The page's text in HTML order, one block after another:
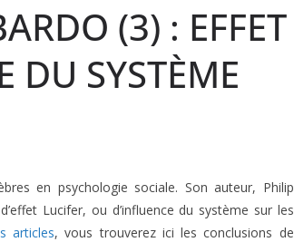
(3) : EFFET
DU SYSTÈME
en psychologie sociale. Son auteur, Philip
Lucifer, ou d’influence du système sur les
articles, vous trouverez ici les conclusions de